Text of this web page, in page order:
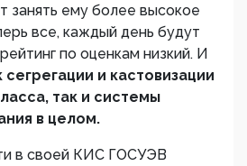
занять ему более высокое
все, каждый день будут
по оценкам низкий. И
сегрегации и кастовизации
так и системы
в целом.
в своей КИС ГОСУЭВ